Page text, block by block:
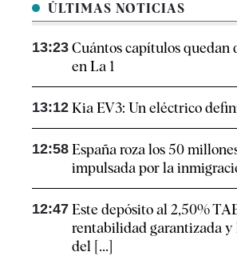
ÚLTIMAS NOTICIAS
13:23 Cuántos capítulos quedan
en La 1
13:12 Kia EV3: Un eléctrico
12:58 España roza los 50
impulsada por la
12:47 Este depósito al 2,50%
rentabilidad garantizada y
del [...]